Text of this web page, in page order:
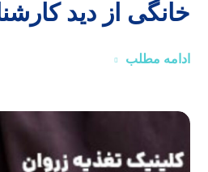
خانگی از دید
ادامه مطلب